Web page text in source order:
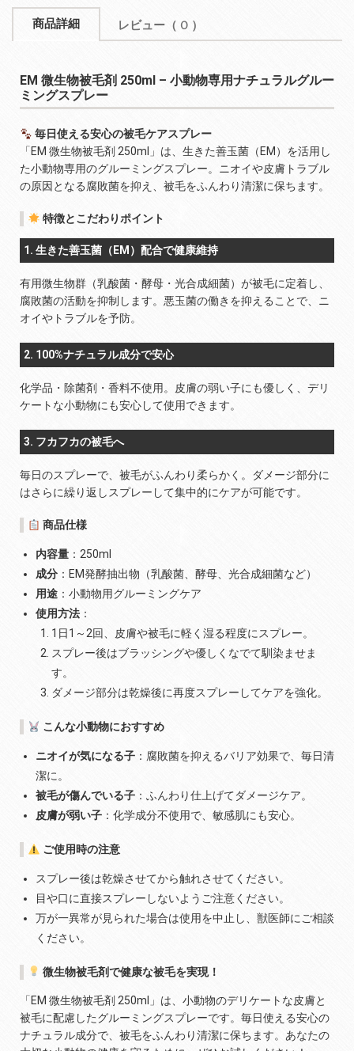
商品詳細 レビュー （ 0 ）
EM 微生物被毛剤 250ml – 小動物専用ナチュラルグルー
ミングスプレー
毎日使える安心の被毛ケアスプレー
「EM 微生物被毛剤 250ml」は、生きた善玉菌（EM）を活用し
た小動物専用のグルーミングスプレー。ニオイや皮膚トラブル
の原因となる腐敗菌を抑え、被毛をふんわり清潔に保ちます。
特徴とこだわりポイント
1. 生きた善玉菌（EM）配合で健康維持
有用微生物群（乳酸菌・酵母・光合成細菌）が被毛に定着し、
腐敗菌の活動を抑制します。悪玉菌の働きを抑えることで、ニ
オイやトラブルを予防。
2. 100%ナチュラル成分で安心
化学品・除菌剤・香料不使用。皮膚の弱い子にも優しく、デリ
ケートな小動物にも安心して使用できます。
3. フカフカの被毛へ
毎日のスプレーで、被毛がふんわり柔らかく。ダメージ部分に
はさらに繰り返しスプレーして集中的にケアが可能です。
商品仕様
内容量：250ml
成分：EM発酵抽出物（乳酸菌、酵母、光合成細菌など）
用途：小動物用グルーミングケア
使用方法：
1日1～2回、皮膚や被毛に軽く湿る程度にスプレー。
スプレー後はブラッシングや優しくなでて馴染ませま
す。
ダメージ部分は乾燥後に再度スプレーしてケアを強化。
こんな小動物におすすめ
ニオイが気になる子：腐敗菌を抑えるバリア効果で、毎日清
潔に。
被毛が傷んでいる子：ふんわり仕上げてダメージケア。
皮膚が弱い子：化学成分不使用で、敏感肌にも安心。
ご使用時の注意
スプレー後は乾燥させてから触れさせてください。
目や口に直接スプレーしないようご注意ください。
万が一異常が見られた場合は使用を中止し、獣医師にご相談
ください。
微生物被毛剤で健康な被毛を実現！
「EM 微生物被毛剤 250ml」は、小動物のデリケートな皮膚と
被毛に配慮したグルーミングスプレーです。毎日使える安心の
ナチュラル成分で、被毛をふんわり清潔に保ちます。あなたの